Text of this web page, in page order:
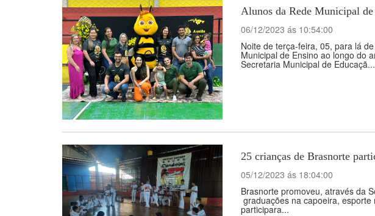
Alunos da Rede Municipal
06/12/2023 ás 10:54:00
Noite de terça-feira, 05, para lá
Municipal de Ensino ao longo do
Secretaria Municipal de Educaçã...
25 crianças de Brasnorte
05/12/2023 ás 18:04:00
Brasnorte promoveu, através da
graduações na capoeira,
participara...